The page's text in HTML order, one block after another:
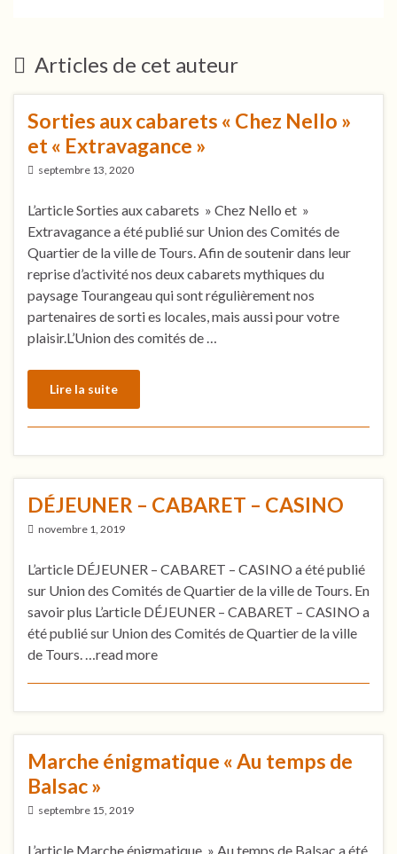
Articles de cet auteur
Sorties aux cabarets « Chez Nello »
et « Extravagance »
septembre 13, 2020
L’article Sorties aux cabarets » Chez Nello et »
Extravagance a été publié sur Union des Comités de
Quartier de la ville de Tours. Afin de soutenir dans leur
reprise d’activité nos deux cabarets mythiques du
paysage Tourangeau qui sont régulièrement nos
partenaires de sorti es locales, mais aussi pour votre
plaisir.L’Union des comités de …
Lire la suite
DÉJEUNER – CABARET – CASINO
novembre 1, 2019
L’article DÉJEUNER – CABARET – CASINO a été publié
sur Union des Comités de Quartier de la ville de Tours. En
savoir plus L’article DÉJEUNER – CABARET – CASINO a
été publié sur Union des Comités de Quartier de la ville
de Tours. …read more
Marche énigmatique « Au temps de
Balsac »
septembre 15, 2019
L’article Marche énigmatique » Au temps de Balsac a été